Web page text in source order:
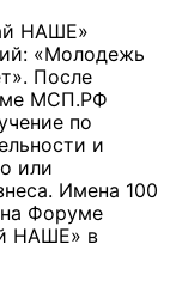
НАШЕ»
«Молодежь
После
МСП.РФ
по
и
или
Имена 100
на Форуме
НАШЕ» в